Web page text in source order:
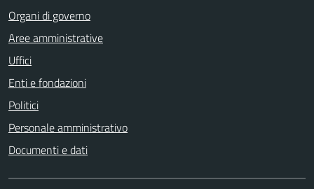
Organi di governo
Aree amministrative
Uffici
Enti e fondazioni
Politici
Personale amministrativo
Documenti e dati